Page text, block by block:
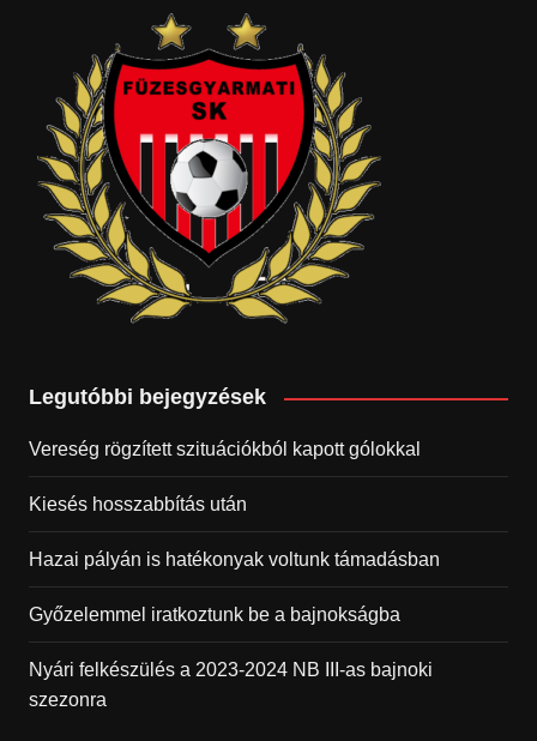
Legutóbbi bejegyzések
Vereség rögzített szituációkból kapott gólokkal
Kiesés hosszabbítás után
Hazai pályán is hatékonyak voltunk támadásban
Győzelemmel iratkoztunk be a bajnokságba
Nyári felkészülés a 2023-2024 NB III-as bajnoki
szezonra